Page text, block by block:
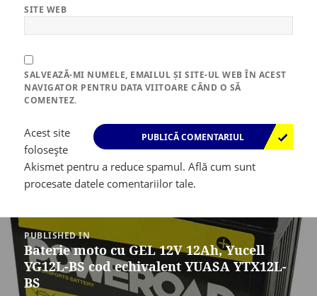
SITE WEB
SALVEAZĂ-MI NUMELE, EMAILUL ȘI SITE-UL WEB ÎN ACEST
NAVIGATOR PENTRU DATA VIITOARE CÂND O SĂ
COMENTEZ.
Acest site
folosește
Akismet pentru a reduce spamul.Află cum sunt
procesate datele comentariilor tale.
Navigare
articole
PUBLISHED IN
Baterie moto cu GEL 12V 12Ah, Yucell
YG12L-BS cod echivalent YUASA YTX12L-
BS